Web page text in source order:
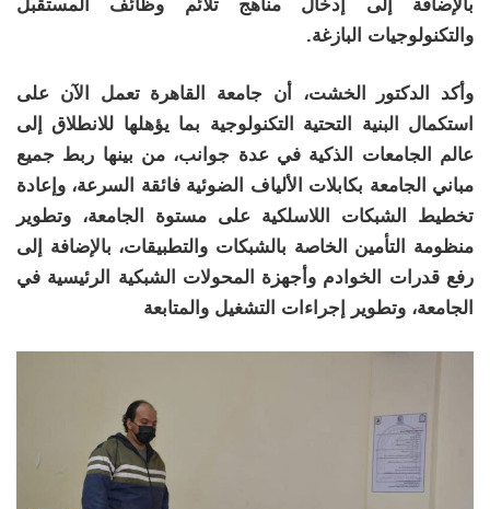
بالإضافة إلى إدخال مناهج تلائم وظائف المستقبل
والتكنولوجيات البازغة.
وأكد الدكتور الخشت، أن جامعة القاهرة تعمل الآن على
استكمال البنية التحتية التكنولوجية بما يؤهلها للانطلاق إلى
عالم الجامعات الذكية في عدة جوانب، من بينها ربط جميع
مباني الجامعة بكابلات الألياف الضوئية فائقة السرعة، وإعادة
تخطيط الشبكات اللاسلكية على مستوة الجامعة، وتطوير
منظومة التأمين الخاصة بالشبكات والتطبيقات، بالإضافة إلى
رفع قدرات الخوادم وأجهزة المحولات الشبكية الرئيسية في
الجامعة، وتطوير إجراءات التشغيل والمتابعة